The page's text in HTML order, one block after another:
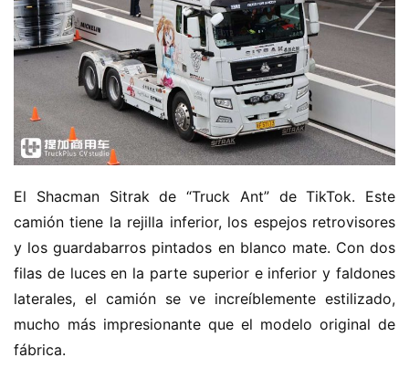
El Shacman Sitrak de “Truck Ant” de TikTok. Este
camión tiene la rejilla inferior, los espejos retrovisores
y los guardabarros pintados en blanco mate. Con dos
filas de luces en la parte superior e inferior y faldones
laterales, el camión se ve increíblemente estilizado,
mucho más impresionante que el modelo original de
fábrica.